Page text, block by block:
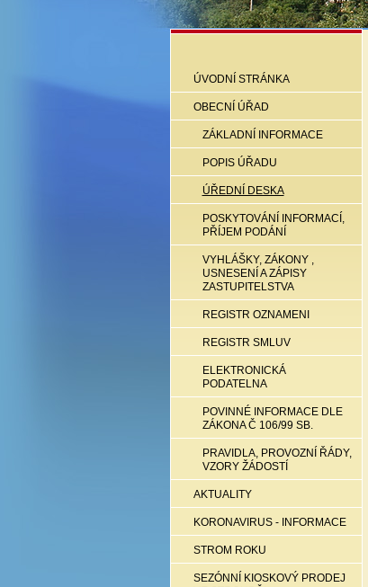
ÚVODNÍ STRÁNKA
OBECNÍ ÚŘAD
ZÁKLADNÍ INFORMACE
POPIS ÚŘADU
ÚŘEDNÍ DESKA
POSKYTOVÁNÍ INFORMACÍ,
PŘÍJEM PODÁNÍ
VYHLÁŠKY, ZÁKONY ,
USNESENÍ A ZÁPISY
ZASTUPITELSTVA
REGISTR OZNAMENI
REGISTR SMLUV
ELEKTRONICKÁ
PODATELNA
POVINNÉ INFORMACE DLE
ZÁKONA Č 106/99 SB.
PRAVIDLA, PROVOZNÍ ŘÁDY,
VZORY ŽÁDOSTÍ
AKTUALITY
KORONAVIRUS - INFORMACE
STROM ROKU
SEZÓNNÍ KIOSKOVÝ PRODEJ